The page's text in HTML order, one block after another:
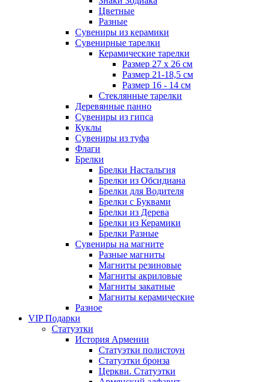
Цветные
Разные
Сувениры из керамики
Сувенирные тарелки
Керамические тарелки
Размер 27 х 26 см
Размер 21-18,5 см
Размер 16 - 14 см
Стеклянные тарелки
Деревянные панно
Сувениры из гипса
Куклы
Сувениры из туфа
Флаги
Брелки
Брелки Настальгия
Брелки из Обсидиана
Брелки для Водителя
Брелки с Буквами
Брелки из Дерева
Брелки из Керамики
Брелки Разные
Сувениры на магните
Разные магниты
Магниты резиновые
Магниты акриловые
Магниты закатные
Магниты керамические
Разное
VIP Подарки
Статуэтки
История Армении
Статуэтки полистоун
Статуэтки бронза
Церкви. Статуэтки